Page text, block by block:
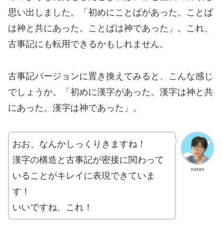
思い出しました。「初めにことばがあった。ことば
は神と共にあった。ことばは神であった」。これ、
古事記にも転用できるかもしれません。
古事記バージョンに置き換えてみると、こんな感じ
でしょうか。「初めに漢字があった。漢字は神と共
にあった。漢字は神であった」。
natan
おお、なんかしっくりきますね！
漢字の構造と古事記が密接に関わって
いることがキレイに表現できていま
す！
いいですね、これ！